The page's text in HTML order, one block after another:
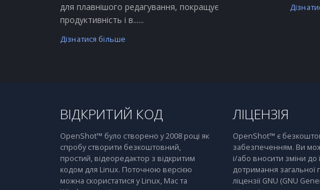
для плавнішого редагування, покращує
продуктивність і в......
Дізнатися більше
ВІДКРИТИЙ КОД
OpenShot™ було створено у 2008 році як
спробу створити безкоштовний,
простий, відеоредактор з відкритим
кодом для Linux. Поточною версією
можна скористатися у Linux, Mac та
ЛІЦЕНЗІЯ
OpenShot™ є
забезпеченням. Ви
і/або вносити зміни до
дотримання загальної
ліцензії GNU (GNU